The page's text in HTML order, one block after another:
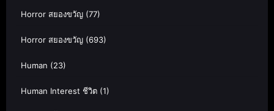
Horror สยองขวัญ (77)
Horror สยองขวัญ (693)
Human (23)
Human Interest ชีวิต (1)